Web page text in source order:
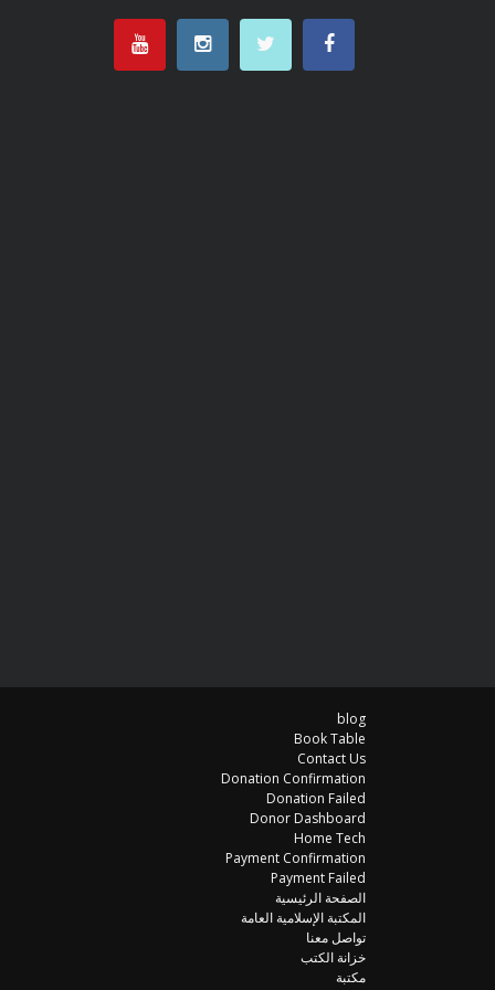
blog
Book Table
Contact Us
Donation Confirmation
Donation Failed
Donor Dashboard
Home Tech
Payment Confirmation
Payment Failed
الصفحة الرئيسية
المكتبة الإسلامية العامة
تواصل معنا
خزانة الكتب
مكتبة